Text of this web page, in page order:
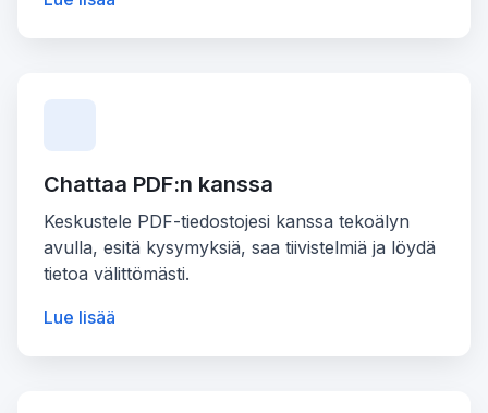
Chattaa PDF:n kanssa
Keskustele PDF-tiedostojesi kanssa tekoälyn
avulla, esitä kysymyksiä, saa tiivistelmiä ja löydä
tietoa välittömästi.
Lue lisää